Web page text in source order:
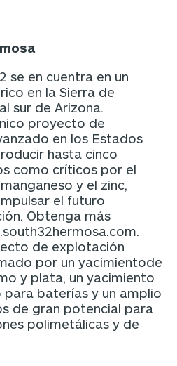
se en cuentra en un
en la Sierra de
sur de Arizona.
proyecto de
en los Estados
hasta cinco
como críticos por el
y el zinc,
el futuro
Obtenga más
.
de explotación
por un yacimientode
y plata, un yacimiento
baterías y un amplio
de gran potencial para
polimetálicas y de